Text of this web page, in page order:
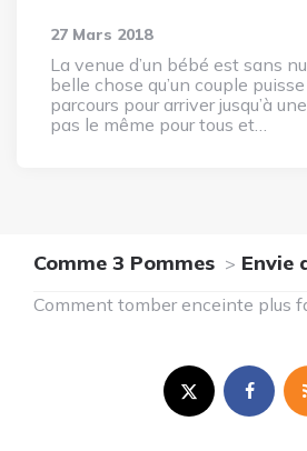
27 Mars 2018
La venue d’un bébé est sans
belle chose qu’un couple
parcours pour arriver jusqu’à
pas le même pour tous et…
Comme 3 Pommes Envie
Comment tomber enceinte plus